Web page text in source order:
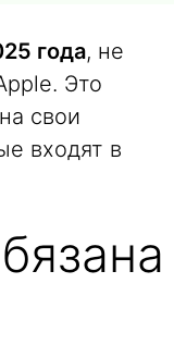
года, не
Это
свои
входят в